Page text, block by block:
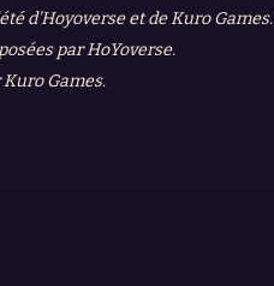
d'Hoyoverse et de Kuro Games.
par HoYoverse.
Games.